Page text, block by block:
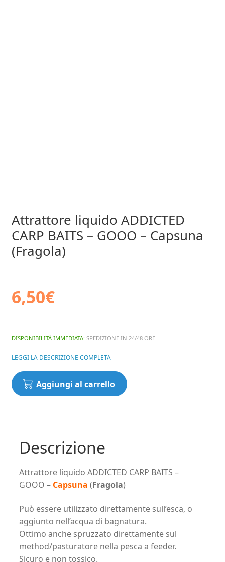
Attrattore liquido ADDICTED
CARP BAITS – GOOO – Capsuna
(Fragola)
6,50€
DISPONIBILITÀ IMMEDIATA: SPEDIZIONE IN 24/48 ORE
LEGGI LA DESCRIZIONE COMPLETA
Attrattore
liquido
GOOO
Capsuna
(Fragola)
quantità
Aggiungi al carrello
Descrizione
Attrattore liquido ADDICTED CARP BAITS –
GOOO – Capsuna (Fragola)
Può essere utilizzato direttamente sull’esca, o
aggiunto nell’acqua di bagnatura.
Ottimo anche spruzzato direttamente sul
method/pasturatore nella pesca a feeder.
Sicuro e non tossico.